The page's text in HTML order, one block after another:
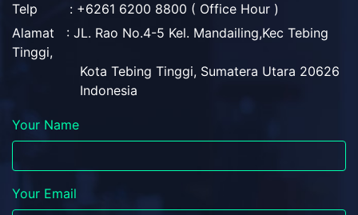
Telp : +6261 6200 8800 ( Office Hour )
Alamat : JL. Rao No.4-5 Kel. Mandailing,Kec Tebing
Tinggi,
Kota Tebing Tinggi, Sumatera Utara 20626
Indonesia
Your Name
Your Email